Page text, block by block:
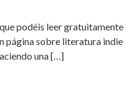
podéis leer gratuitamente
página sobre literatura indie
una […]